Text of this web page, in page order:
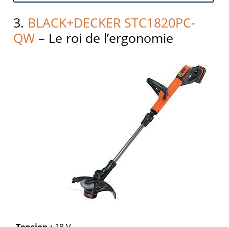
3. BLACK+DECKER STC1820PC-
QW – Le roi de l’ergonomie